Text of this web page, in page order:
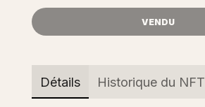
VENDU
Détails Historique du NFT